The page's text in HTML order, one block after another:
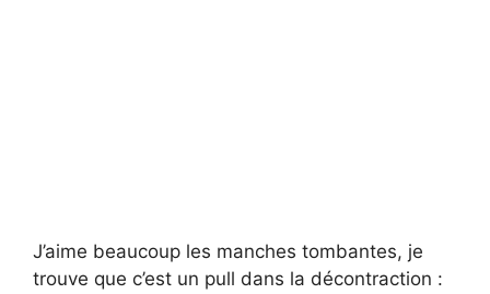
J’aime beaucoup les manches tombantes, je
trouve que c’est un pull dans la décontraction :